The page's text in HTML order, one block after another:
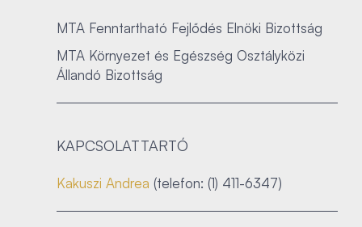
MTA Fenntartható Fejlődés Elnöki Bizottság
MTA Környezet és Egészség Osztályközi
Állandó Bizottság
KAPCSOLATTARTÓ
Kakuszi Andrea (telefon: (1) 411-6347)